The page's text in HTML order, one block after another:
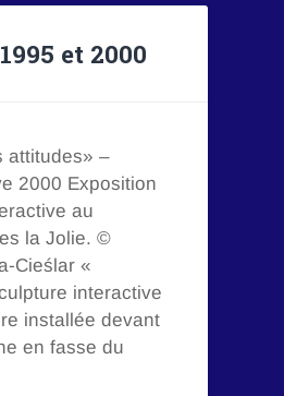
et 2000
attitudes» –
2000 Exposition
au
la Jolie. ©
Cieślar «
interactive
installée devant
en fasse du